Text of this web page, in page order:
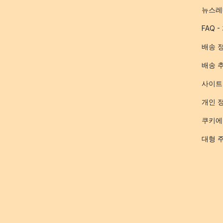
뉴스
FAQ -
배송
배송
사이
개인
쿠키
대형